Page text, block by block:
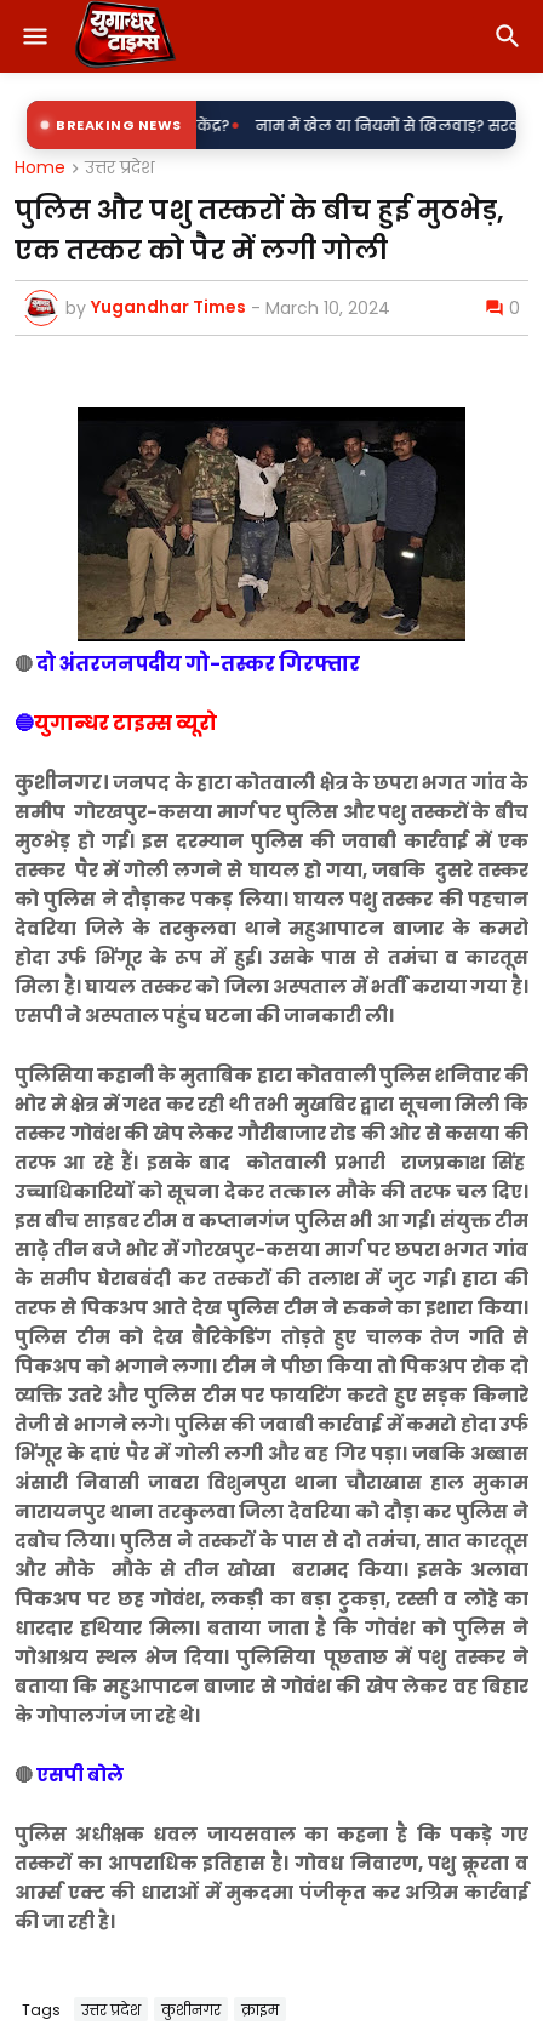
BREAKING NEWS
बिजली उपकेंद्र?• नाम में खेल या नियमों से खिलवाड़? सरकारी शिलापट्टों
Home उत्तर प्रदेश
पुलिस और पशु तस्करों के बीच हुई मुठभेड़,
एक तस्कर को पैर में लगी गोली
by Yugandhar Times - March 10, 2024 0
🔴दो अंतरजनपदीय गो-तस्कर गिरफ्तार
🔵युगान्धर टाइम्स व्यूरो
कुशीनगर।जनपद के हाटा कोतवाली क्षेत्र के छपरा भगत गांव के
समीप गोरखपुर-कसया मार्ग पर पुलिस और पशु तस्करों के बीच
मुठभेड़ हो गई। इस दरम्यान पुलिस की जवाबी कार्रवाई में एक
तस्कर पैर में गोली लगने से घायल हो गया, जबकि दुसरे तस्कर
को पुलिस ने दौड़ाकर पकड़ लिया। घायल पशु तस्कर की पहचान
देवरिया जिले के तरकुलवा थाने महुआपाटन बाजार के कमरो
होदा उर्फ भिंगूर के रूप में हुई। उसके पास से तमंचा व कारतूस
मिला है। घायल तस्कर को जिला अस्पताल में भर्ती कराया गया है।
एसपी ने अस्पताल पहुंच घटना की जानकारी ली।
पुलिसिया कहानी के मुताबिक हाटा कोतवाली पुलिस शनिवार की
भोर मे क्षेत्र में गश्त कर रही थी तभी मुखबिर द्वारा सूचना मिली कि
तस्कर गोवंश की खेप लेकर गौरीबाजार रोड की ओर से कसया की
तरफ आ रहे हैं। इसके बाद कोतवाली प्रभारी राजप्रकाश सिंह
उच्चाधिकारियों को सूचना देकर तत्काल मौके की तरफ चल दिए।
इस बीच साइबर टीम व कप्तानगंज पुलिस भी आ गई। संयुक्त टीम
साढ़े तीन बजे भोर में गोरखपुर-कसया मार्ग पर छपरा भगत गांव
के समीप घेराबबंदी कर तस्करों की तलाश में जुट गई। हाटा की
तरफ से पिकअप आते देख पुलिस टीम ने रुकने का इशारा किया।
पुलिस टीम को देख बैरिकेडिंग तोड़ते हुए चालक तेज गति से
पिकअप को भगाने लगा। टीम ने पीछा किया तो पिकअप रोक दो
व्यक्ति उतरे और पुलिस टीम पर फायरिंग करते हुए सड़क किनारे
तेजी से भागने लगे। पुलिस की जवाबी कार्रवाई में कमरो होदा उर्फ
भिंगूर के दाएं पैर में गोली लगी और वह गिर पड़ा। जबकि अब्बास
अंसारी निवासी जावरा विशुनपुरा थाना चौराखास हाल मुकाम
नारायनपुर थाना तरकुलवा जिला देवरिया को दौड़ा कर पुलिस ने
दबोच लिया। पुलिस ने तस्करों के पास से दो तमंचा, सात कारतूस
और मौके मौके से तीन खोखा बरामद किया। इसके अलावा
पिकअप पर छह गोवंश, लकड़ी का बड़ा टु़कड़ा, रस्सी व लोहे का
धारदार हथियार मिला। बताया जाता है कि गोवंश को पुलिस ने
गोआश्रय स्थल भेज दिया। पुलिसिया पूछताछ में पशु तस्कर ने
बताया कि महुआपाटन बाजार से गोवंश की खेप लेकर वह बिहार
के गोपालगंज जा रहे थे।
🔴एसपी बोले
पुलिस अधीक्षक धवल जायसवाल का कहना है कि पकड़े गए
तस्करों का आपराधिक इतिहास है। गोवध निवारण, पशु क्रूरता व
आर्म्स एक्ट की धाराओं में मुकदमा पंजीकृत कर अग्रिम कार्रवाई
की जा रही है।
Tags उत्तर प्रदेश कुशीनगर क्राइम